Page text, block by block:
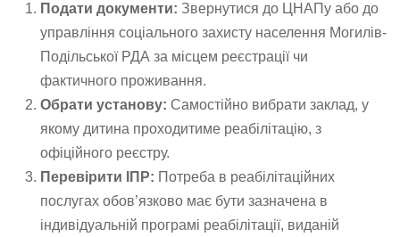
Подати документи: Звернутися до ЦНАПу або до
управління соціального захисту населення Могилів-
Подільської РДА за місцем реєстрації чи
фактичного проживання.
Обрати установу: Самостійно вибрати заклад, у
якому дитина проходитиме реабілітацію, з
офіційного реєстру.
Перевірити ІПР: Потреба в реабілітаційних
послугах обов’язково має бути зазначена в
індивідуальній програмі реабілітації, виданій